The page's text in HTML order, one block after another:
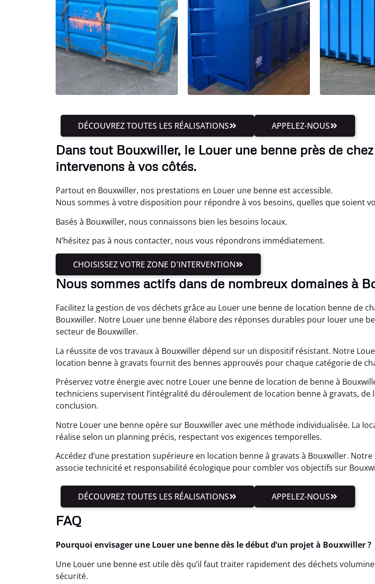
DÉCOUVREZ TOUTES LES RÉALISATIONS APPELEZ-NOUS
Dans tout Bouxwiller, le Louer une benne près de
intervenons à vos côtés.
Partout en Bouxwiller, nos prestations en Louer une benne est accessible.
Nous sommes à votre disposition pour répondre à vos besoins, quelles que soient
Basés à Bouxwiller, nous connaissons bien les besoins locaux.
N’hésitez pas à nous contacter, nous vous répondrons immédiatement.
CHOISISSEZ VOTRE ZONE D'INTERVENTION
Nous sommes actifs dans de nombreux domaines à
Facilitez la gestion de vos déchets grâce au Louer une benne de location benne de
Bouxwiller. Notre Louer une benne élabore des réponses durables pour louer une
secteur de Bouxwiller.
La réussite de vos travaux à Bouxwiller dépend sur un dispositif résistant. Notre
location benne à gravats fournit des bennes approuvés pour chaque catégorie de
Préservez votre énergie avec notre Louer une benne de location de benne à
techniciens supervisent l’intégralité du déroulement de location benne à gravats, de
conclusion.
Notre Louer une benne opère sur Bouxwiller avec une méthode individualisée. La
réalise selon un planning précis, respectant vos exigences temporelles.
Accédez d’une prestation supérieure en location benne à gravats à Bouxwiller.
associe technicité et responsabilité écologique pour combler vos objectifs sur
DÉCOUVREZ TOUTES LES RÉALISATIONS APPELEZ-NOUS
FAQ
Pourquoi envisager une Louer une benne dès le début d’un projet à Bouxwiller ?
Une Louer une benne est utile dès qu’il faut traiter rapidement des déchets
sécurité.